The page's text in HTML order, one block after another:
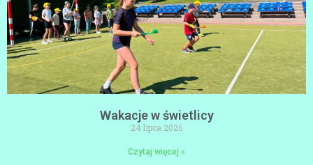
Wakacje w świetlicy
24 lipca 2026
Czytaj więcej »